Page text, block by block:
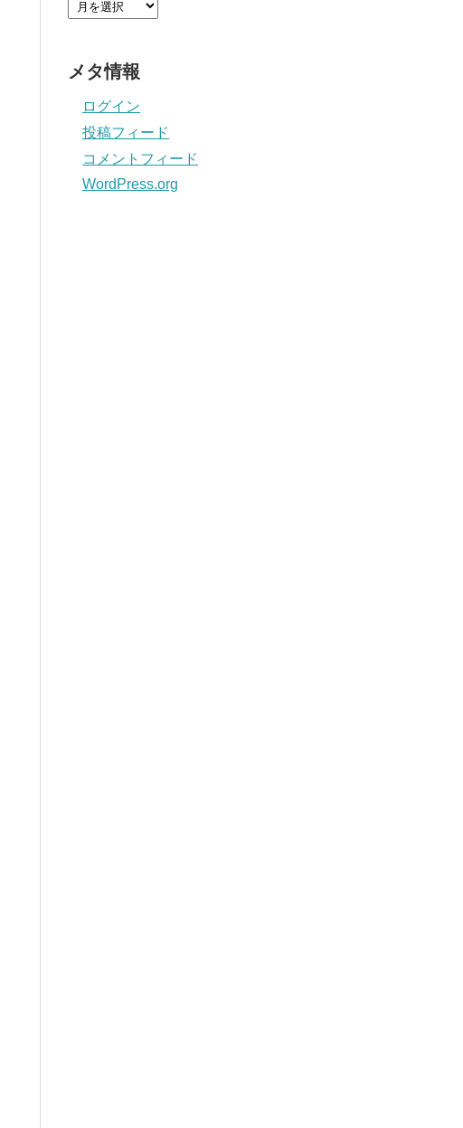
メタ情報
ログイン
投稿フィード
コメントフィード
WordPress.org